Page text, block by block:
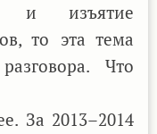
и изъятие
то эта тема
Что
За 2013–2014